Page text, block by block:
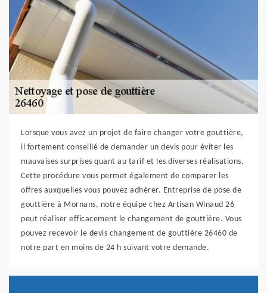
Lorsque vous avez un projet de faire changer votre gouttière,
il fortement conseillé de demander un devis pour éviter les
mauvaises surprises quant au tarif et les diverses réalisations.
Cette procédure vous permet également de comparer les
offres auxquelles vous pouvez adhérer. Entreprise de pose de
gouttière à Mornans, notre équipe chez Artisan Winaud 26
peut réaliser efficacement le changement de gouttière. Vous
pouvez recevoir le devis changement de gouttière 26460 de
notre part en moins de 24 h suivant votre demande.